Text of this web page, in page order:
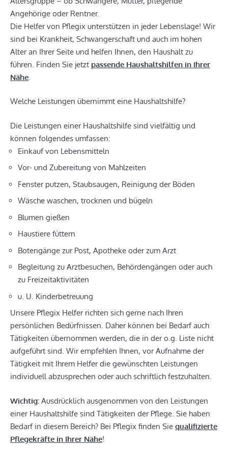
Angehörige oder Rentner.
Die Helfer von Pflegix unterstützen in jeder Lebenslage! Wir
sind bei Krankheit, Schwangerschaft und auch im hohen
Alter an Ihrer Seite und helfen Ihnen, den Haushalt zu
führen. Finden Sie jetzt passende Haushaltshilfen in Ihrer
Nähe
Welche Leistungen übernimmt eine Haushaltshilfe?
Die Leistungen einer Haushaltshilfe sind vielfältig und
können folgendes umfassen:
Einkauf von Lebensmitteln
Vor- und Zubereitung von Mahlzeiten
Fenster putzen, Staubsaugen, Reinigung der Böden
Wäsche waschen, trocknen und bügeln
Blumen gießen
Haustiere füttern
Botengänge zur Post, Apotheke oder zum Arzt
Begleitung zu Arztbesuchen, Behördengängen oder auch
zu Freizeitaktivitäten
u. U. Kinderbetreuung
Unsere Pflegix Helfer richten sich gerne nach Ihren
persönlichen Bedürfnissen. Daher können bei Bedarf auch
Tätigkeiten übernommen werden, die in der o.g. Liste nicht
aufgeführt sind. Wir empfehlen Ihnen, vor Aufnahme der
Tätigkeit mit Ihrem Helfer die gewünschten Leistungen
individuell abzusprechen oder auch schriftlich festzuhalten.
Wichtig: Ausdrücklich ausgenommen von den Leistungen
einer Haushaltshilfe sind Tätigkeiten der Pflege. Sie haben
Bedarf in diesem Bereich? Bei Pflegix finden Sie qualifizierte
Pflegekräfte in Ihrer Nähe!